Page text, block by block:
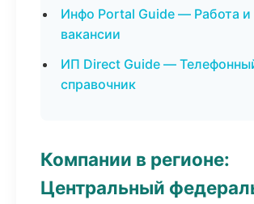
Инфо Portal Guide — Работа и
вакансии
ИП Direct Guide —
справочник
Компании в регионе:
Центральный